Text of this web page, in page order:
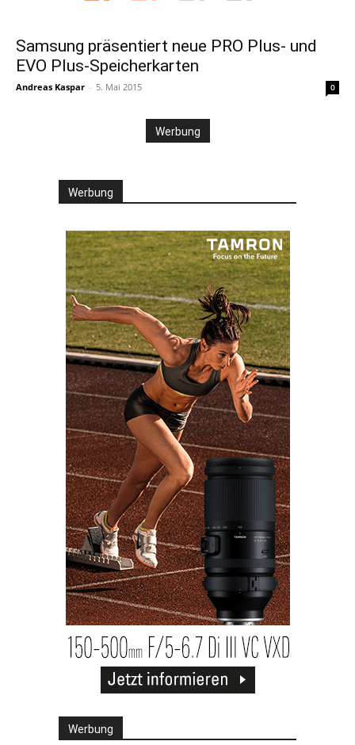
Samsung präsentiert neue PRO Plus- und
EVO Plus-Speicherkarten
Andreas Kaspar - 5. Mai 2015 0
Werbung
Werbung
Werbung